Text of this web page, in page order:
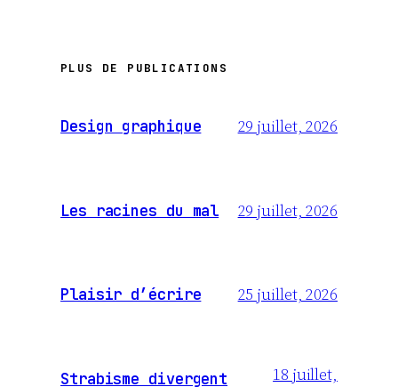
PLUS DE PUBLICATIONS
Design graphique 29 juillet, 2026
Les racines du mal 29 juillet, 2026
Plaisir d’écrire 25 juillet, 2026
Strabisme divergent 18 juillet,